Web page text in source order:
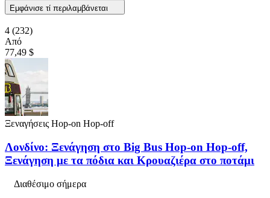
Εμφάνισε τί περιλαμβάνεται
4 (232)
Από
77,49 $
Ξεναγήσεις Hop-on Hop-off
Λονδίνο: Ξενάγηση στο Big Bus Hop-on Hop-off,
Ξενάγηση με τα πόδια και Κρουαζιέρα στο ποτάμι
Διαθέσιμο σήμερα